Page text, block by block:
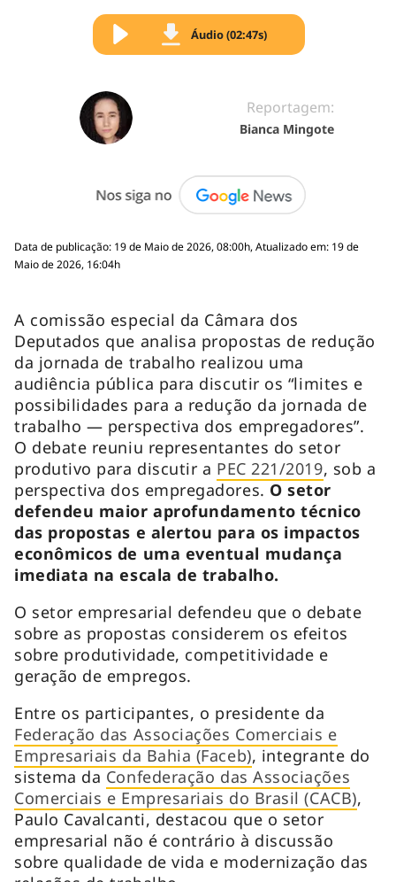
Áudio (02:47s)
Reportagem:
Bianca Mingote
Data de publicação: 19 de Maio de 2026, 08:00h, Atualizado em: 19 de
Maio de 2026, 16:04h
A comissão especial da Câmara dos
Deputados que analisa propostas de redução
da jornada de trabalho realizou uma
audiência pública para discutir os “limites e
possibilidades para a redução da jornada de
trabalho — perspectiva dos empregadores”.
O debate reuniu representantes do setor
produtivo para discutir a PEC 221/2019, sob a
perspectiva dos empregadores. O setor
defendeu maior aprofundamento técnico
das propostas e alertou para os impactos
econômicos de uma eventual mudança
imediata na escala de trabalho.
O setor empresarial defendeu que o debate
sobre as propostas considerem os efeitos
sobre produtividade, competitividade e
geração de empregos.
Entre os participantes, o presidente da
Federação das Associações Comerciais e
Empresariais da Bahia (Faceb), integrante do
sistema da Confederação das Associações
Comerciais e Empresariais do Brasil (CACB),
Paulo Cavalcanti, destacou que o setor
empresarial não é contrário à discussão
sobre qualidade de vida e modernização das